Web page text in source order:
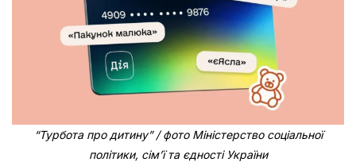
“Турбота про дитину” / фото Міністерство соціальної
політики, сім’ї та єдності України